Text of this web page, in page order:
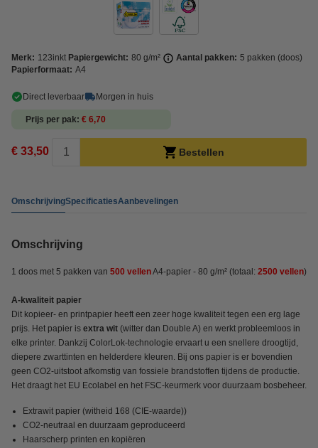
Merk: 123inkt Papiergewicht: 80 g/m² Aantal pakken: 5 pakken (doos)
Papierformaat: A4
Direct leverbaar Morgen in huis
Prijs per pak € 6,70
€ 33,50 Bestellen
OmschrijvingSpecificatiesAanbevelingen
Omschrijving
1 doos met 5 pakken van 500 vellenA4-papier - 80 g/m² (totaal: 2500 vellen)
A-kwaliteit papier
Dit kopieer- en printpapier heeft een zeer hoge kwaliteit tegen een erg lage
prijs. Het papier is extra wit (witter dan Double A) en werkt probleemloos in
elke printer. Dankzij ColorLok-technologie ervaart u een snellere droogtijd,
diepere zwarttinten en helderdere kleuren. Bij ons papier is er bovendien
geen CO2-uitstoot afkomstig van fossiele brandstoffen tijdens de productie.
Het draagt het EU Ecolabel en het FSC-keurmerk voor duurzaam bosbeheer.
Extrawit papier (witheid 168 (CIE-waarde))
CO2-neutraal en duurzaam geproduceerd
Haarscherp printen en kopiëren